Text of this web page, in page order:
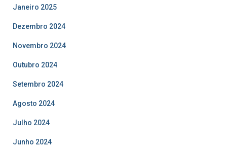
Janeiro 2025
Dezembro 2024
Novembro 2024
Outubro 2024
Setembro 2024
Agosto 2024
Julho 2024
Junho 2024